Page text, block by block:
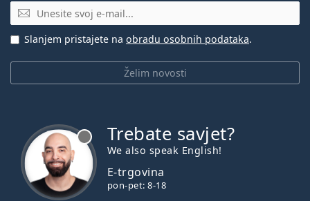
E-mail
Želim novosti
Slanjem pristajete na obradu osobnih podataka.
Trebate savjet?
We also speak English!
E-trgovina
pon-pet: 8-18